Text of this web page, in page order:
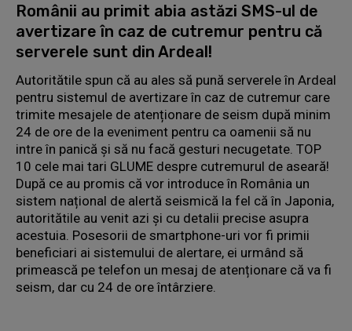
Românii au primit abia astăzi SMS-ul de
avertizare în caz de cutremur pentru că
serverele sunt din Ardeal!
Autoritătile spun că au ales să pună serverele în Ardeal
pentru sistemul de avertizare în caz de cutremur care
trimite mesajele de atenționare de seism după minim
24 de ore de la eveniment pentru ca oamenii să nu
intre în panică și să nu facă gesturi necugetate. TOP
10 cele mai tari GLUME despre cutremurul de aseară!
După ce au promis că vor introduce în România un
sistem național de alertă seismică la fel că în Japonia,
autoritătile au venit azi și cu detalii precise asupra
acestuia. Posesorii de smartphone-uri vor fi primii
beneficiari ai sistemului de alertare, ei urmând să
primească pe telefon un mesaj de atenționare că va fi
seism, dar cu 24 de ore întârziere.